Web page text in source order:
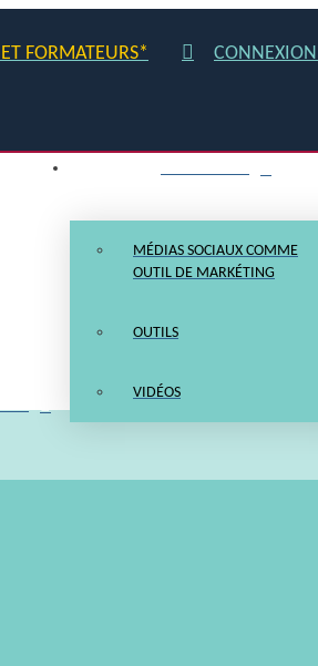
FORMATEURS* CONNEXION
MÉDIAS SOCIAUX COMME
OUTIL DE MARKÉTING
OUTILS
VIDÉOS